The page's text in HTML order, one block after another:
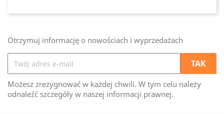
Otrzymuj informację o nowościach i wyprzedażach
Możesz zrezygnować w każdej chwili. W tym celu należy
odnaleźć szczegóły w naszej informacji prawnej.